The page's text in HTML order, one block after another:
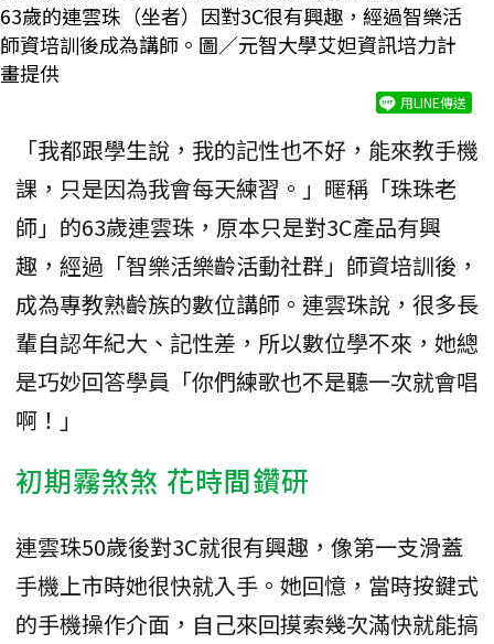
63歲的連雲珠（坐者）因對3C很有興趣，經過智樂活
師資培訓後成為講師。圖／元智大學艾妲資訊培力計
畫提供
用LINE傳送
「我都跟學生說，我的記性也不好，能來教手機
課，只是因為我會每天練習。」暱稱「珠珠老
師」的63歲連雲珠，原本只是對3C產品有興
趣，經過「智樂活樂齡活動社群」師資培訓後，
成為專教熟齡族的數位講師。連雲珠說，很多長
輩自認年紀大、記性差，所以數位學不來，她總
是巧妙回答學員「你們練歌也不是聽一次就會唱
啊！」
初期霧煞煞 花時間鑽研
連雲珠50歲後對3C就很有興趣，像第一支滑蓋
手機上市時她很快就入手。她回憶，當時按鍵式
的手機操作介面，自己來回摸索幾次滿快就能搞